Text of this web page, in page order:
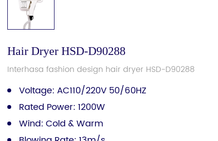
Hair Dryer HSD-D90288
Interhasa fashion design hair dryer HSD-D90288
Voltage: AC110/220V 50/60HZ
Rated Power: 1200W
Wind: Cold & Warm